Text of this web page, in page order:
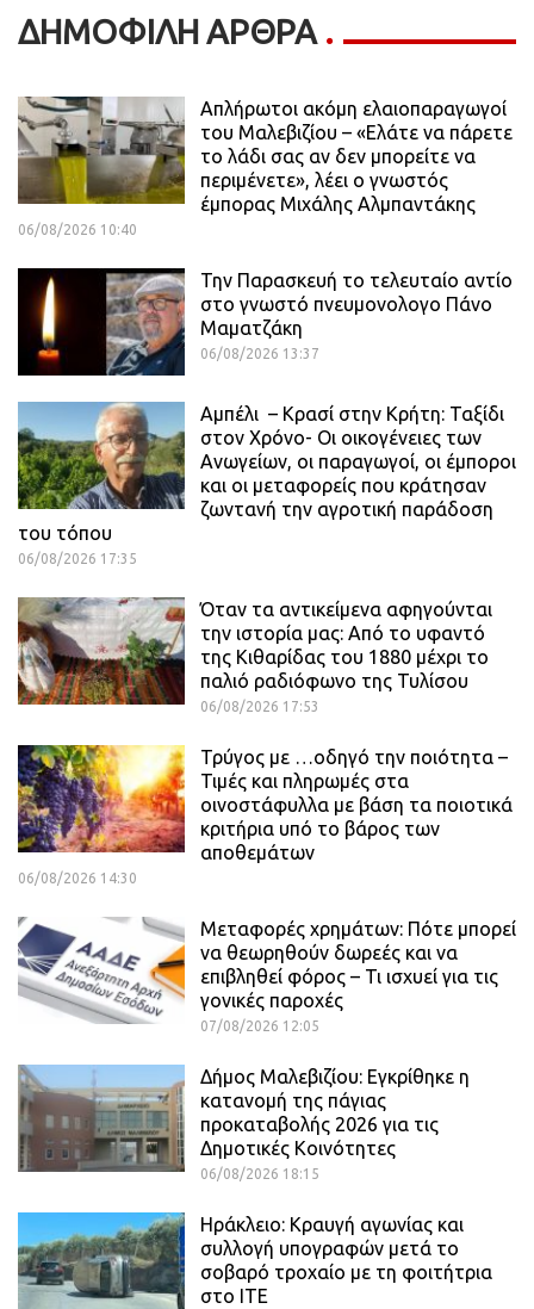
ΔΗΜΟΦΙΛΗ ΑΡΘΡΑ
Απλήρωτοι ακόμη ελαιοπαραγωγοί
του Μαλεβιζίου – «Ελάτε να πάρετε
το λάδι σας αν δεν μπορείτε να
περιμένετε», λέει ο γνωστός
έμπορας Μιχάλης Αλμπαντάκης
06/08/2026 10:40
Την Παρασκευή το τελευταίο αντίο
στο γνωστό πνευμονολογο Πάνο
Μαματζάκη
06/08/2026 13:37
Αμπέλι – Κρασί στην Κρήτη: Ταξίδι
στον Χρόνο- Οι οικογένειες των
Ανωγείων, οι παραγωγοί, οι έμποροι
και οι μεταφορείς που κράτησαν
ζωντανή την αγροτική παράδοση
του τόπου
06/08/2026 17:35
Όταν τα αντικείμενα αφηγούνται
την ιστορία μας: Από το υφαντό
της Κιθαρίδας του 1880 μέχρι το
παλιό ραδιόφωνο της Τυλίσου
06/08/2026 17:53
Τρύγος με …οδηγό την ποιότητα –
Τιμές και πληρωμές στα
οινοστάφυλλα με βάση τα ποιοτικά
κριτήρια υπό το βάρος των
αποθεμάτων
06/08/2026 14:30
Μεταφορές χρημάτων: Πότε μπορεί
να θεωρηθούν δωρεές και να
επιβληθεί φόρος – Τι ισχυεί για τις
γονικές παροχές
07/08/2026 12:05
Δήμος Μαλεβιζίου: Εγκρίθηκε η
κατανομή της πάγιας
προκαταβολής 2026 για τις
Δημοτικές Κοινότητες
06/08/2026 18:15
Ηράκλειο: Κραυγή αγωνίας και
συλλογή υπογραφών μετά το
σοβαρό τροχαίο με τη φοιτήτρια
στο ΙΤΕ